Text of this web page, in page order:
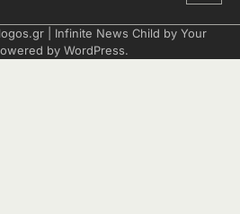
| Infinite News Child by Your
by WordPress.